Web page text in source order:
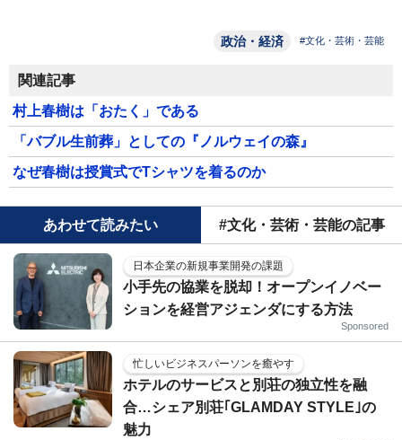
政治・経済 #文化・芸術・芸能
関連記事
村上春樹は「おたく」である
「バブル生前葬」としての『ノルウェイの森』
なぜ春樹は授賞式でTシャツを着るのか
あわせて読みたい #文化・芸術・芸能の記事
日本企業の新規事業開発の課題
小手先の協業を脱却！オープンイノベー
ションを経営アジェンダにする方法
Sponsored
忙しいビジネスパーソンを癒やす
ホテルのサービスと別荘の独立性を融
合…シェア別荘｢GLAMDAY STYLE｣の
魅力